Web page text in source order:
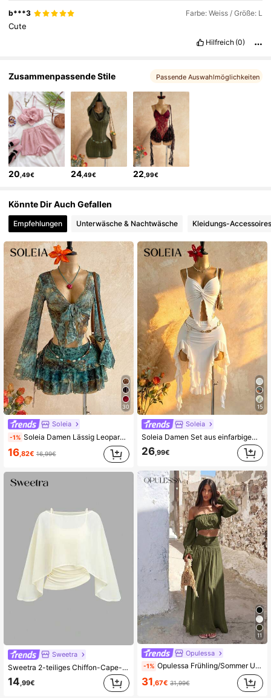
b***3 Farbe: Weiss / Größe: L
Cute
Hilfreich (0)
Zusammenpassende Stile Passende Auswahlmöglichkeiten
20 ,49€ 24 ,49€ 22 ,99€
Könnte Dir Auch Gefallen
Empfehlungen Unterwäsche & Nachtwäsche Kleidungs-Accessoires
30
Soleia
-1% Soleia Damen Lässig Leoparden-Muster Crop Top und ausgestellter Mini-Rock 2-teiliges Set
16,82€ 16,99€
Sweetra
Sweetra 2-teiliges Chiffon-Cape-Set mit Boot-Ausschnitt, fließender Außenschicht und elastischem gerafftem Taillen-Cami-Unterteil, elegantes beiges Outfit für Büro, Pendeln, Lässig und Dates
14 ,99€
15
Soleia
Soleia Damen Set aus einfarbigem Rüschen-Träger-Top und Mini-Rock, 2-teilig
26,99€
11
Opulessa
-1% Opulessa Frühling/Sommer Urlaub Einfarbiges gewebtes Schulter Top & Rock Damen Zweiteiler Set
31 ,67€ 31,99€